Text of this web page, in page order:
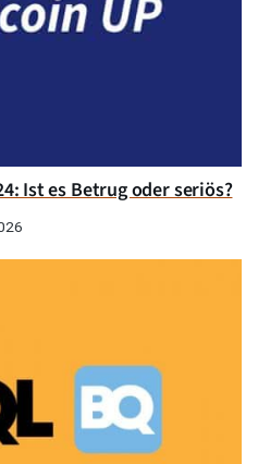
Ist es Betrug oder seriös?